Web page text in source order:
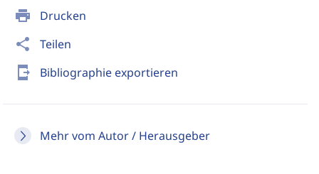
print Drucken
share Teilen
send_to_mobile Bibliographie exportieren
Mehr vom Autor / Herausgeber